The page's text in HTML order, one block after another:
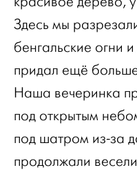
Здесь мы
бенгальские огни
придал ещё
Наша вечеринка
под открытым
под шатром из-за
продолжали